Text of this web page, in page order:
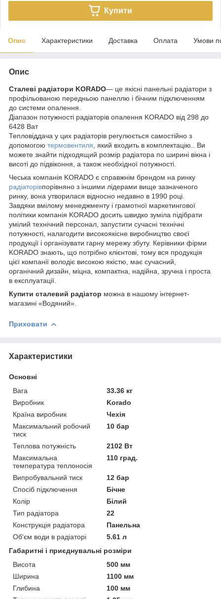
Купити
Опис Характеристики Доставка Оплата Умови
Опис
Сталеві радіатори KORADO— це якісні панельні радіатори з
профільованою передньою панеллю і бічним підключенням
до системи опалення.
Діапазон потужності радіаторів опалення KORADO від 298 до
6428 Ват
Тепловіддача у цих радіаторів регулюється самостійно з
допомогою термовентиля , який входить в комплектацію.. Ви
можете знайти підходящий розмір радіатора по ширині вікна і
висоті до підвіконня, а також необхідної потужності.
Чеська компанія KORADO є справжнім брендом на ринку
радіаторівпорівняно з іншими лідерами вище зазначеного
ринку, вона утворилася відносно недавно в 1990 році.
Завдяки вмілому менеджменту і грамотної маркетингової
політики компанія KORADO досить швидко зуміла підібрати
умілий технічний персонал, запустити сучасні технічні
потужності, налагодити високоякісне виробництво своєї
продукції і організувати гарну мережу збуту. Керівники фірми
KORADO знають, що потрібно клієнтові, тому вся продукція
цієї компанії володіє високою якістю, має сучасний,
органічний дизайн, міцна, компактна, надійна, зручна і проста
в експлуатації.
Купити сталевий радіатор можна в нашому інтернет-
магазині «Водяний».
Приховати
Характеристики
Основні
Вага
33.36 кг
Виробник
Korado
Країна виробник
Чехія
Максимальний робочий
тиск
10 бар
Теплова потужність
2102 Вт
Максимальна
температура теплоносія
110 град.
Випробувальний тиск
12 бар
Спосіб підключення
Бічне
Колір
Білий
Тип радіатора
22
Конструкція радіатора
Панельна
Об'єм води в радіаторі
5.61 л
Габаритні і приєднувальні розміри
Висота
500 мм
Ширина
1100 мм
Глибина
100 мм